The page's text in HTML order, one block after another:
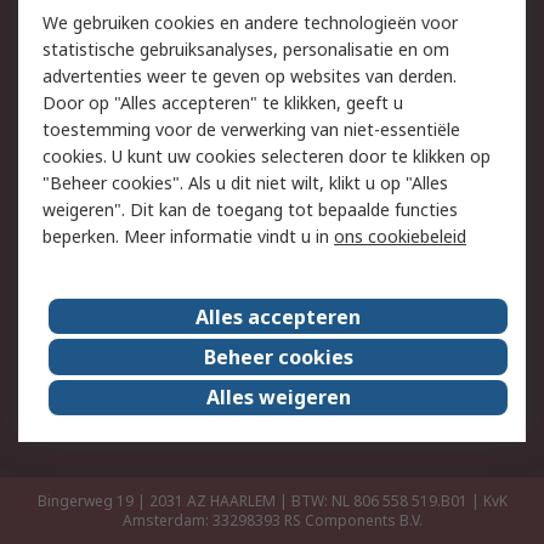
Track & Trace
Wettelijk
Cookiebeleid
Email veiligheid
Privacybeleid
Websitevoorwaarden
Algemene
verkoopvoorwaarden
Over RS
RS Group
Over ons
RS wereldwijd
Werken bij RS
ESG
Bingerweg 19 | 2031 AZ HAARLEM | BTW: NL 806 558 519.B01 | KvK
Amsterdam: 33298393 RS Components B.V.
We gebruiken cookies en andere technologieën voor
statistische gebruiksanalyses, personalisatie en om
advertenties weer te geven op websites van derden.
Door op "Alles accepteren" te klikken, geeft u
toestemming voor de verwerking van niet-essentiële
cookies. U kunt uw cookies selecteren door te klikken op
"Beheer cookies". Als u dit niet wilt, klikt u op "Alles
weigeren". Dit kan de toegang tot bepaalde functies
beperken. Meer informatie vindt u in ons cookiebeleid
Alles accepteren
Beheer cookies
Alles weigeren